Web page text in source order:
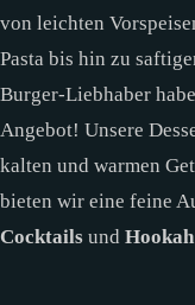
von leichten
Pasta bis hin zu
Burger-Liebhaber
Angebot! Unsere
kalten und warmen
bieten wir eine feine
Cocktails und Hookah